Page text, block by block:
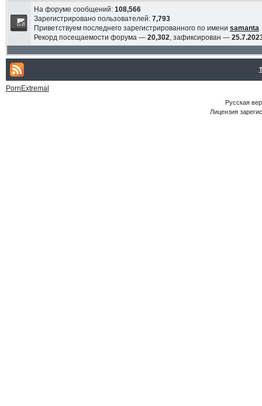
На форуме сообщений: 108,566
Зарегистрировано пользователей: 7,793
Приветствуем последнего зарегистрированного по имени samanta
Рекорд посещаемости форума — 20,302, зафиксирован —
PornExtremal
Русская
Лицензия